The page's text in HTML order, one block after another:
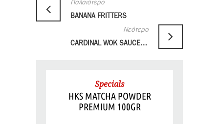
Παλαιότερο
BANANA FRITTERS
Νεότερο
CARDINAL WOK SAUCE NOODLE SOUP
Specials
HKS MATCHA POWDER
PREMIUM 100GR